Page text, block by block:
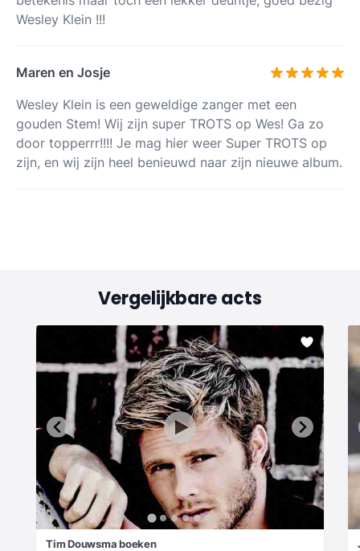
Wesley Klein !!!
Maren en Josje
Wesley Klein is een geweldige zanger met een
gouden Stem! Wij zijn super TROTS op Wes! Ga zo
door topperrr!!!! Je mag hier weer Super TROTS op
zijn, en wij zijn heel benieuwd naar zijn nieuwe album.
Vergelijkbare acts
Tim Douwsma boeken